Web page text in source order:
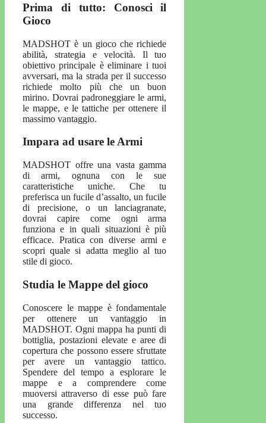
Prima di tutto: Conosci il
Gioco
MADSHOT è un gioco che richiede
abilità, strategia e velocità. Il tuo
obiettivo principale è eliminare i tuoi
avversari, ma la strada per il successo
richiede molto più che un buon
mirino. Dovrai padroneggiare le armi,
le mappe, e le tattiche per ottenere il
massimo vantaggio.
Impara ad usare le Armi
MADSHOT offre una vasta gamma
di armi, ognuna con le sue
caratteristiche uniche. Che tu
preferisca un fucile d’assalto, un fucile
di precisione, o un lanciagranate,
dovrai capire come ogni arma
funziona e in quali situazioni è più
efficace. Pratica con diverse armi e
scopri quale si adatta meglio al tuo
stile di gioco.
Studia le Mappe del gioco
Conoscere le mappe è fondamentale
per ottenere un vantaggio in
MADSHOT. Ogni mappa ha punti di
bottiglia, postazioni elevate e aree di
copertura che possono essere sfruttate
per avere un vantaggio tattico.
Spendere del tempo a esplorare le
mappe e a comprendere come
muoversi attraverso di esse può fare
una grande differenza nel tuo
successo.